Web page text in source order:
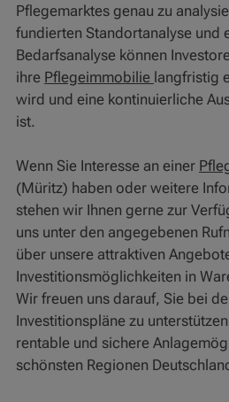
Pflegemarktes genau zu
fundierten Standortanalyse und
Bedarfsanalyse können
ihre Pflegeimmobilie langfristig
wird und eine kontinuierliche
ist.
Wenn Sie Interesse an einer
(Müritz) haben oder weitere
stehen wir Ihnen gerne zur
uns unter den angegebenen
über unsere attraktiven
Investitionsmöglichkeiten in
Wir freuen uns darauf, Sie bei
Investitionspläne zu
rentable und sichere
schönsten Regionen